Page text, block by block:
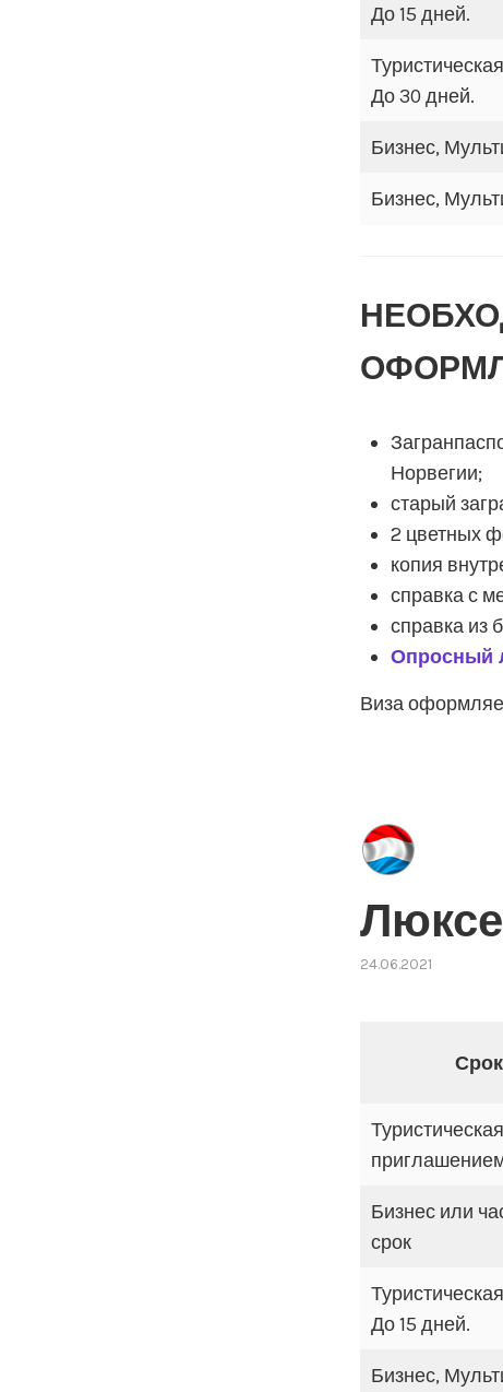
До 15 дней.
До 30 дней.
Бизнес,
Бизнес,
Норвегии;
старый
2 цветных
копия
справка с
справка из
Опросный
Виза
24.06.2021
Бизнес или
срок
До 15 дней.
Бизнес,